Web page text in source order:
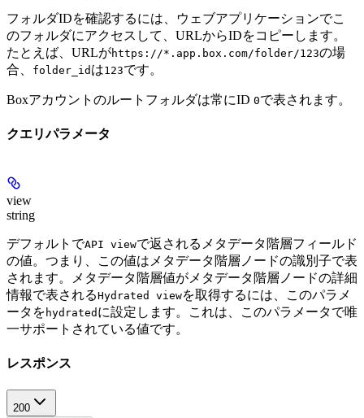
フォルダIDを確認するには、ウェブアプリケーションでこ
のフォルダにアクセスして、URLからIDをコピーします。
たとえば、URLがhttps://*.app.box.com/folder/123の場
合、
folder_id は123です。
Boxアカウントのルートフォルダは常にID 0で表されます。
クエリパラメータ
view
string
デフォルトでAPI viewで返されるメタデータ階層フィールド
の値。つまり、この値はメタデータ階層ノードの識別子で表
されます。メタデータ階層値がメタデータ階層ノードの詳細
情報で表されるHydrated viewを取得するには、このパラメ
ータを hydrated に設定します。これは、このパラメータで唯
一サポートされている値です。
レスポンス
200